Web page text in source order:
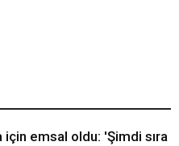
için emsal oldu: 'Şimdi sıra